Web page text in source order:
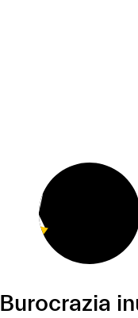
Burocrazia